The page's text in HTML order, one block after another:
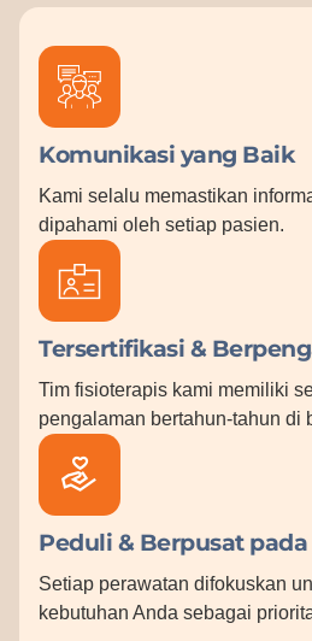
Komunikasi yang Baik
Kami selalu memastikan
dipahami oleh setiap pasien.
Tersertifikasi &
Tim fisioterapis kami memiliki
pengalaman bertahun-tahun di
Peduli & Berpusat
Setiap perawatan difokuskan
kebutuhan Anda sebagai